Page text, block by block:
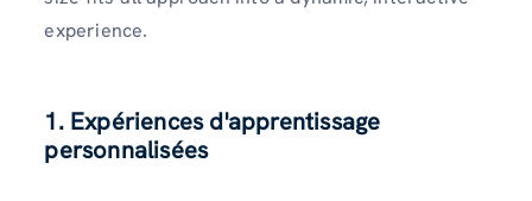
experience.
1. Expériences d'apprentissage
personnalisées